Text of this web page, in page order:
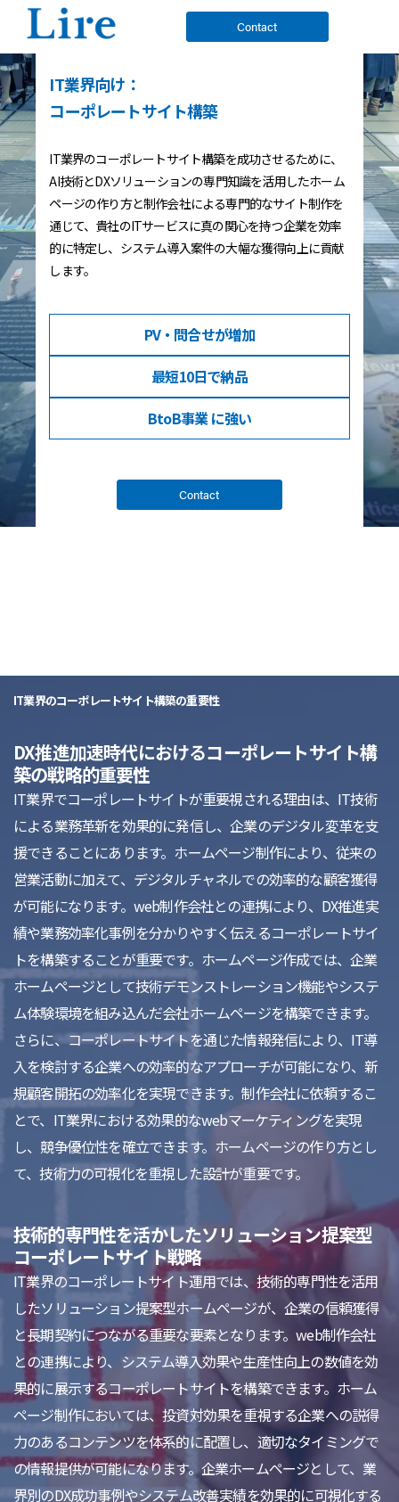
Contact
IT業界向け：
コーポレートサイト構築
IT業界のコーポレートサイト構築を成功させるために、
AI技術とDXソリューションの専門知識を活用したホーム
ページの作り方と制作会社による専門的なサイト制作を
通じて、貴社のITサービスに真の関心を持つ企業を効率
的に特定し、システム導入案件の大幅な獲得向上に貢献
します。
PV・問合せが増加
最短10日で納品
BtoB事業に強い
Contact
IT業界のコーポレートサイト構築の重要性
DX推進加速時代におけるコーポレートサイト構
築の戦略的重要性
IT業界でコーポレートサイトが重要視される理由は、IT技術
による業務革新を効果的に発信し、企業のデジタル変革を支
援できることにあります。ホームページ制作により、従来の
営業活動に加えて、デジタルチャネルでの効率的な顧客獲得
が可能になります。web制作会社との連携により、DX推進実
績や業務効率化事例を分かりやすく伝えるコーポレートサイ
トを構築することが重要です。ホームページ作成では、企業
ホームページとして技術デモンストレーション機能やシステ
ム体験環境を組み込んだ会社ホームページを構築できます。
さらに、コーポレートサイトを通じた情報発信により、IT導
入を検討する企業への効率的なアプローチが可能になり、新
規顧客開拓の効率化を実現できます。制作会社に依頼するこ
とで、IT業界における効果的なwebマーケティングを実現
し、競争優位性を確立できます。ホームページの作り方とし
て、技術力の可視化を重視した設計が重要です。
技術的専門性を活かしたソリューション提案型
コーポレートサイト戦略
IT業界のコーポレートサイト運用では、技術的専門性を活用
したソリューション提案型ホームページが、企業の信頼獲得
と長期契約につながる重要な要素となります。web制作会社
との連携により、システム導入効果や生産性向上の数値を効
果的に展示するコーポレートサイトを構築できます。ホーム
ページ制作においては、投資対効果を重視する企業への説得
力のあるコンテンツを体系的に配置し、適切なタイミングで
の情報提供が可能になります。企業ホームページとして、業
界別のDX成功事例やシステム改善実績を効果的に可視化する